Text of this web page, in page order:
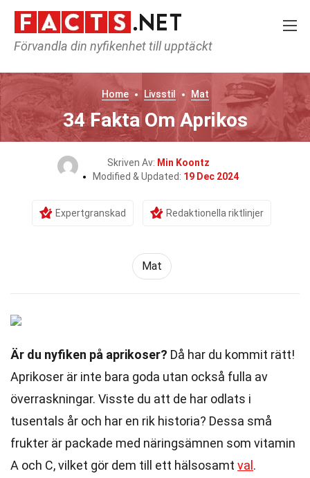
Förvandla din nyfikenhet till upptäckt
Home Livsstil Mat
34 Fakta Om Aprikos
Skriven Av: Min Koontz
Modified & Updated: 19 Dec 2024
Expertgranskad Redaktionella riktlinjer
Mat
Är du nyfiken på aprikoser? Då har du kommit rätt!
Aprikoser är inte bara goda utan också fulla av
överraskningar. Visste du att de har odlats i
tusentals år och har en rik historia? Dessa små
frukter är packade med näringsämnen som vitamin
A och C, vilket gör dem till ett hälsosamt val .